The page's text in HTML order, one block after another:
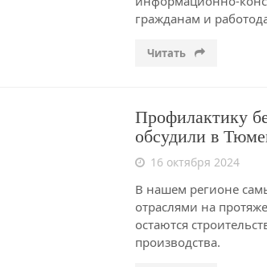
гражданам и
Читать
Профилактику
обсудили в
16 октября 2024
В нашем регионе
отраслями на
остаются
производства.